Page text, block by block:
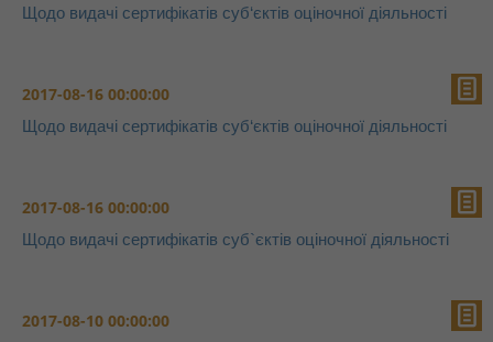
Щодо видачі сертифікатів суб‘єктів оціночної діяльності
2017-08-16 00:00:00
Щодо видачі сертифікатів суб‘єктів оціночної діяльності
2017-08-16 00:00:00
Щодо видачі сертифікатів суб`єктів оціночної діяльності
2017-08-10 00:00:00